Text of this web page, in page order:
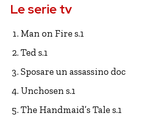
Le serie tv
Man on Fire s.1
Ted s.1
Sposare un assassino doc
Unchosen s.1
The Handmaid’s Tale s.1